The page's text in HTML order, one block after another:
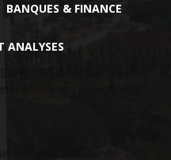
BANQUES & FINANCE
ANALYSES